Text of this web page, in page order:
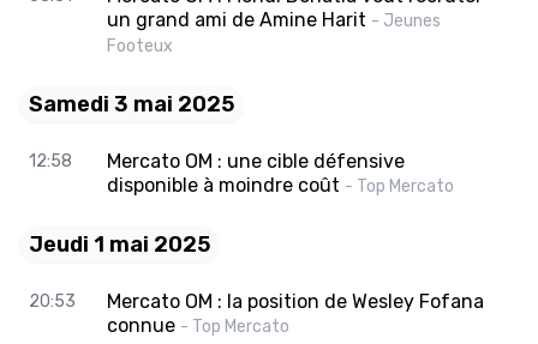
un grand ami de Amine Harit - Jeunes
Footeux
Samedi 3 mai 2025
12:58
Mercato OM : une cible défensive
disponible à moindre coût - Top Mercato
Jeudi 1 mai 2025
20:53
Mercato OM : la position de Wesley Fofana
connue - Top Mercato